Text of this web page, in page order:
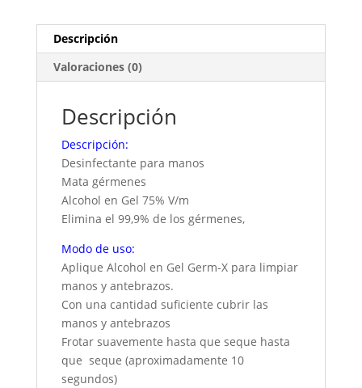
cantidad
Descripción
Valoraciones (0)
Descripción
Descripción:
Desinfectante para manos
Mata gérmenes
Alcohol en Gel 75% V/m
Elimina el 99,9% de los gérmenes,
Modo de uso:
Aplique Alcohol en Gel Germ-X para limpiar
manos y antebrazos.
Con una cantidad suficiente cubrir las
manos y antebrazos
Frotar suavemente hasta que seque hasta
que seque (aproximadamente 10
segundos)